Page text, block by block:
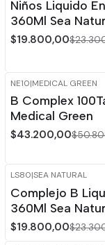
Niños Liquido
360Ml Sea
$19.800,00
-15% OFF
NE10|MEDICAL GREEN
B Complex
Medical Green
$43.200,00
-15%
LS80|SEA NATURAL
Complejo B
360Ml Sea
$19.800,00